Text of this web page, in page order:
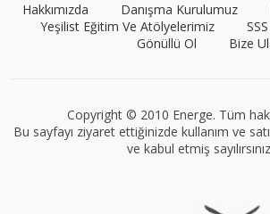
Hakkımızda Danışma Kurulumuz
Yeşilist Eğitim Ve Atölyelerimiz
SSS
Gönüllü Ol
Bize
Copyright © 2010 Energe. Tüm
Bu sayfayı ziyaret ettiğinizde kullanım ve
ve kabul etmiş